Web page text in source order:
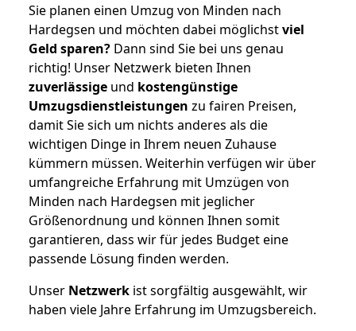
Sie planen einen Umzug von Minden nach
Hardegsen und möchten dabei möglichstviel
Geld sparen? Dann sind Sie bei uns genau
richtig! Unser Netzwerk bieten Ihnen
zuverlässige und kostengünstige
Umzugsdienstleistungen zu fairen Preisen,
damit Sie sich um nichts anderes als die
wichtigen Dinge in Ihrem neuen Zuhause
kümmern müssen. Weiterhin verfügen wir über
umfangreiche Erfahrung mit Umzügen von
Minden nach Hardegsen mit jeglicher
Größenordnung und können Ihnen somit
garantieren, dass wir für jedes Budget eine
passende Lösung finden werden.
Unser Netzwerk ist sorgfältig ausgewählt, wir
haben viele Jahre Erfahrung im Umzugsbereich.